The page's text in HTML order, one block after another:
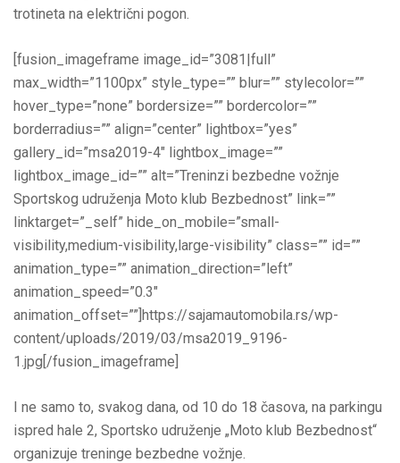
trotineta na električni pogon.
[fusion_imageframe image_id=”3081|full”
max_width=”1100px” style_type=”” blur=”” stylecolor=””
hover_type=”none” bordersize=”” bordercolor=””
borderradius=”” align=”center” lightbox=”yes”
gallery_id=”msa2019-4″ lightbox_image=””
lightbox_image_id=”” alt=”Treninzi bezbedne vožnje
Sportskog udruženja Moto klub Bezbednost” link=””
linktarget=”_self” hide_on_mobile=”small-
visibility,medium-visibility,large-visibility” class=”” id=””
animation_type=”” animation_direction=”left”
animation_speed=”0.3″
animation_offset=””]https://sajamautomobila.rs/wp-
content/uploads/2019/03/msa2019_9196-
1.jpg[/fusion_imageframe]
I ne samo to, svakog dana, od 10 do 18 časova, na parkingu
ispred hale 2, Sportsko udruženje „Moto klub Bezbednost“
organizuje treninge bezbedne vožnje.